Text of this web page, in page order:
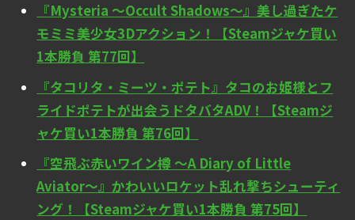
『Mysteria ～Occult Shadows～』美し過ぎたケ
モミミ美少女3Dアクション！【Steamジャケ買い
1本勝負 第77回】
『タコリタ・ミーツ・ポテト』タコのお姫様とフ
ライドポテトが出会うドタバタADV！【Steamジ
ャケ買い1本勝負 第76回】
『空飛ぶ赤いワイン樽 ～A Diary of Little
Aviator～』かわいいロケット乱れ撃ちシューティ
ング！【Steamジャケ買い1本勝負 第75回】